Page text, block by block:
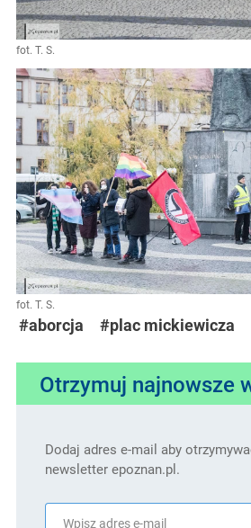
fot. T. S.
fot. T. S.
#aborcja #plac mickiewicza
Otrzymuj najnowsze
Dodaj adres e-mail aby
newsletter epoznan.pl.